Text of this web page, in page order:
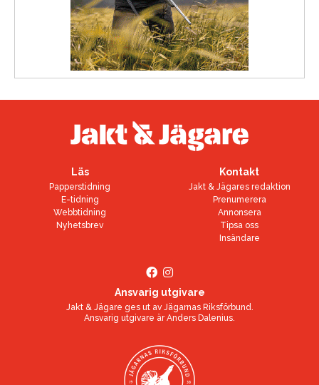
Läs
Papperstidning
E-tidning
Webbtidning
Nyhetsbrev
Kontakt
Jakt & Jägares redaktion
Prenumerera
Annonsera
Tipsa oss
Insändare
Ansvarig utgivare
Jakt & Jägare ges ut av Jägarnas Riksförbund.
Ansvarig utgivare ärAnders Dalenius.